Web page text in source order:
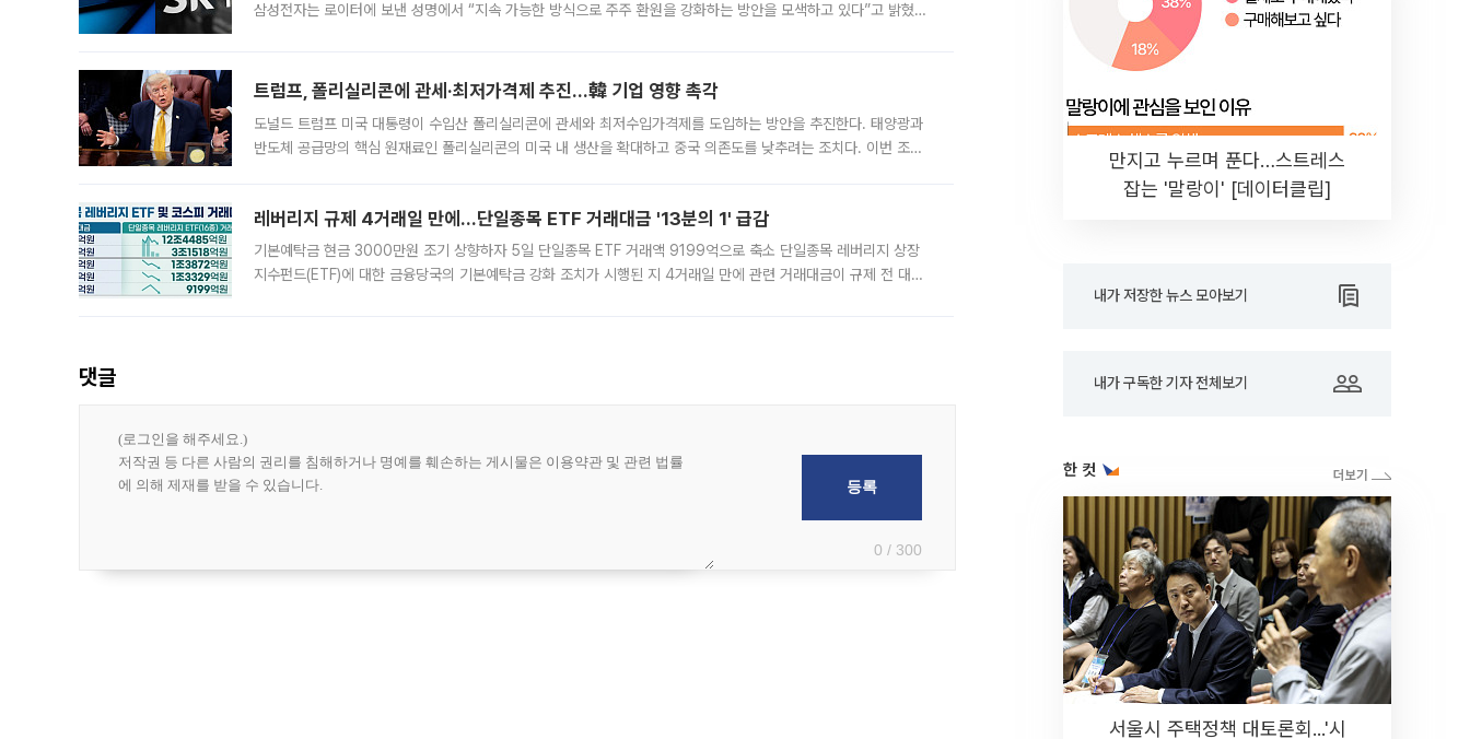
삼성전자는 로이터에 보낸 성명에서 “지속 가능한 방식으로 주주 환원을 강화하는 방안을 모색하고 있다”고 밝혔다.
트럼프, 폴리실리콘에 관세·최저가격제 추진…韓 기업 영향 촉각
도널드 트럼프 미국 대통령이 수입산 폴리실리콘에 관세와 최저수입가격제를 도입하는 방안을 추진한다. 태양광과
반도체 공급망의 핵심 원재료인 폴리실리콘의 미국 내 생산을 확대하고 중국 의존도를 낮추려는 조치다. 이번 조처
레버리지 규제 4거래일 만에…단일종목 ETF 거래대금 '13분의 1' 급감
기본예탁금 현금 3000만원 조기 상향하자 5일 단일종목 ETF 거래액 9199억으로 축소 단일종목 레버리지 상장
지수펀드(ETF)에 대한 금융당국의 기본예탁금 강화 조치가 시행된 지 4거래일 만에 관련 거래대금이 규제 전 대비
댓글
0 / 300
만지고 누르며 푼다…스트레스
잡는 '말랑이' [데이터클립]
내가 저장한 뉴스 모아보기
내가 구독한 기자 전체보기
한 컷
서울시 주택정책 대토론회...'시